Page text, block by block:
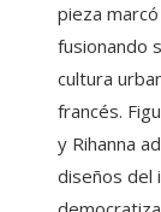
pieza
fusionando
cultura
francés.
y Rihanna
diseños del